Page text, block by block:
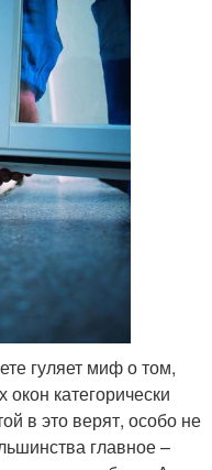
гуляет миф о том,
окон категорически
в это верят, особо не
главное –